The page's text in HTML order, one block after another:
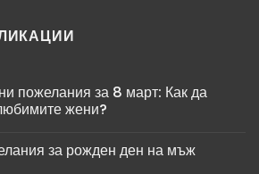
пожелания за 8 март: Как да
жени?
за рожден ден на мъж